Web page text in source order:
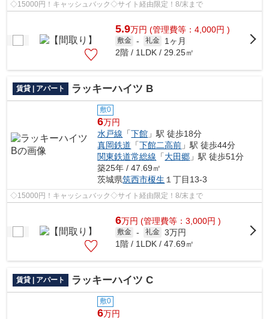
◇15000円！キャッシュバック◇サイト経由限定！8/末まで
5.9万円 (管理費等：4,000円 )
敷金 - 礼金
1ヶ月
2階 / 1LDK / 29.25㎡
賃貸 | アパート ラッキーハイツ B
敷0
6万円
水戸線 「下館 」駅 徒歩18分
真岡鉄道 「下館二高前 」駅 徒歩44分
関東鉄道常総線 「大田郷 」駅 徒歩51分
築25年 / 47.69㎡
茨城県筑西市榎生 １丁目13-3
◇15000円！キャッシュバック◇サイト経由限定！8/末まで
6万円 (管理費等：3,000円 )
敷金 - 礼金 3万円
1階 / 1LDK / 47.69㎡
賃貸 | アパート ラッキーハイツ C
敷0
6万円